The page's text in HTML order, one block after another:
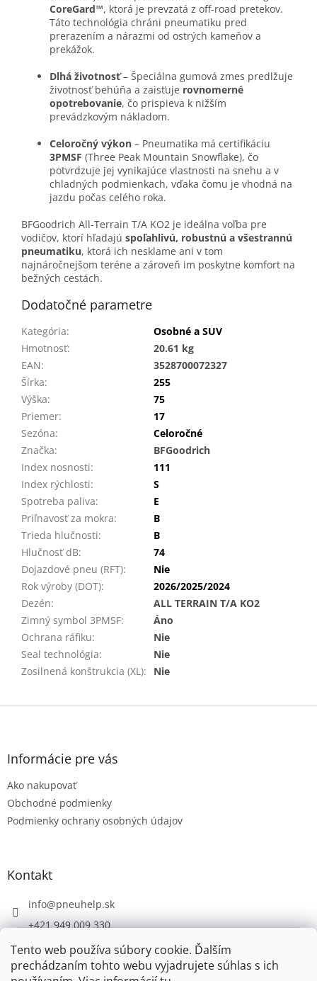
Tento web používa súbory cookie. Ďalším
prechádzaním tohto webu vyjadrujete súhlas s ich
CoreGard™, ktorá je prevzatá z off-road pretekov.
Táto technológia chráni pneumatiku pred
prerazením a nárazmi od ostrých kameňov a
prekážok.
Dlhá životnosť– Špeciálna gumová zmes predlžuje
životnosť behúňa a zaisťuje rovnomerné
opotrebovanie, čo prispieva k nižším
prevádzkovým nákladom.
Celoročný výkon – Pneumatika má certifikáciu
3PMSF (Three Peak Mountain Snowflake), čo
potvrdzuje jej vynikajúce vlastnosti na snehu a v
chladných podmienkach, vďaka čomu je vhodná na
jazdu počas celého roka.
BFGoodrich All-Terrain T/A KO2 je ideálna voľba pre
vodičov, ktorí hľadajú spoľahlivú, robustnú a všestrannú
pneumatiku, ktorá ich nesklame ani v tom
najnáročnejšom teréne a zároveň im poskytne komfort na
bežných cestách.
Dodatočné parametre
Kategória:
Osobné a SUV
Hmotnosť:
20.61 kg
EAN:
3528700072327
Šírka:
255
Výška:
75
Priemer:
17
Sezóna:
Celoročné
Značka:
BFGoodrich
Index nosnosti:
111
Index rýchlosti:
S
Spotreba paliva:
E
Priľnavosť za mokra:
B
Trieda hlučnosti:
B
Hlučnosť dB:
74
Dojazdové pneu (RFT):
Nie
Rok výroby (DOT):
2026/2025/2024
Dezén:
ALL TERRAIN T/A KO2
Zimný symbol 3PMSF:
Áno
Ochrana ráfiku:
Nie
Seal technológia:
Nie
Zosilnená konštrukcia (XL): Nie
Z
Informácie pre vás
Ako nakupovať
Obchodné podmienky
Podmienky ochrany osobných údajov
Kontakt
info@pneuhelp.sk
+421 949 009 330